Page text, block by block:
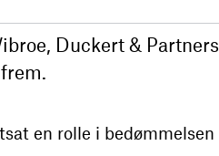
Duckert & Partners
en rolle i bedømmelsen